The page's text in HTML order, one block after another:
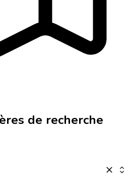
de recherche